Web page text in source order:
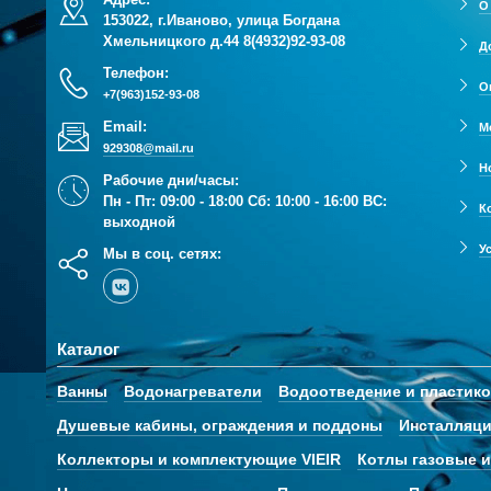
153022, г.Иваново, улица Богдана
Хмельницкого д.448(4932)92-93-08
Телефон:
+7(963)152-93-08
Email:
929308@mail.ru
Рабочие дни/часы:
Пн - Пт: 09:00 - 18:00 Сб: 10:00 - 16:00 ВС:
выходной
Мы в соц. сетях:
О
Каталог
Ванны Водонагреватели Водоотведение и
Душевые кабины, ограждения и поддоны
Коллекторы и комплектующие VIEIR
Котлы газовые